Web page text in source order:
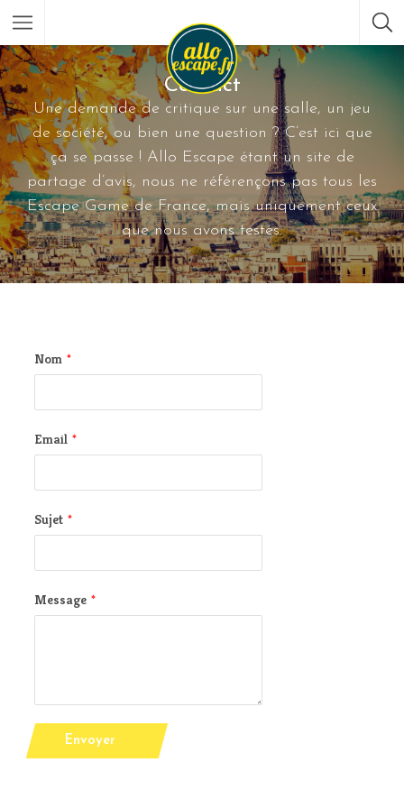
Contact
Une demande de critique sur une salle, un jeu
de société, ou bien une question ? C’est ici que
ça se passe ! Allo Escape étant un site de
partage d’avis, nous ne référençons pas tous les
Escape Game de France, mais uniquement ceux
que nous avons testés.
Nom *
Email *
Sujet *
Message *
Envoyer